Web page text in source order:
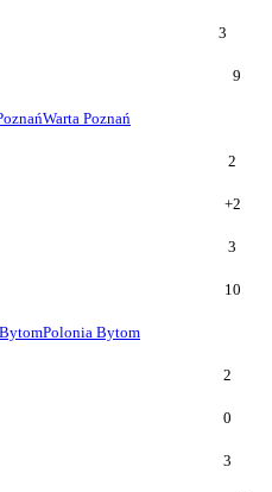
3
9
Warta Poznań
2
+2
3
10
Polonia Bytom
2
0
3